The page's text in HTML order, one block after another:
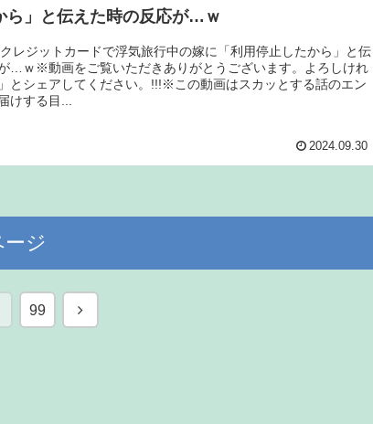
ら」と伝えた時の反応が…ｗ
クレジットカードで浮気旅行中の嫁に「利用停止したから」と伝
…ｗ※動画をご覧いただきありがとうございます。よろしけれ
とシェアしてください。!!!※この動画はスカッとする話のエン
けする目...
2024.09.30
ジ
99 次